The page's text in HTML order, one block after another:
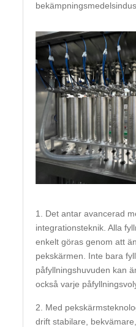
1. Det antar avancerad
integrationsteknik. Alla
enkelt göras genom att
pekskärmen. Inte bara
påfyllningshuvuden kan
också varje
2. Med
drift stabilare,